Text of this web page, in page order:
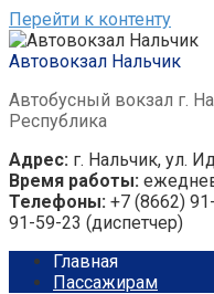
Перейти к контенту
Автовокзал Нальчик
Автобусный вокзал г.
Республика
Адрес: г. Нальчик, ул.
Время работы:
Телефоны: +7 (8662)
91-59-23 (диспетчер)
Главная
Пассажирам